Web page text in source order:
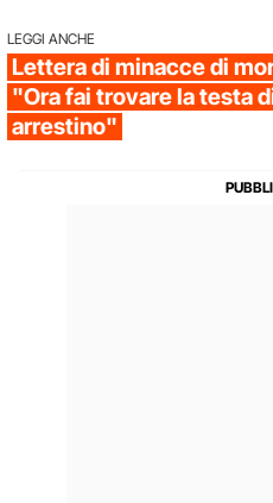
LEGGI ANCHE
Lettera di minacce di
"Ora fai trovare la testa
arrestino"